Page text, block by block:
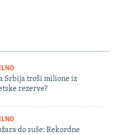
Srbija troši milione iz
rezerve?
do suše: Rekordne